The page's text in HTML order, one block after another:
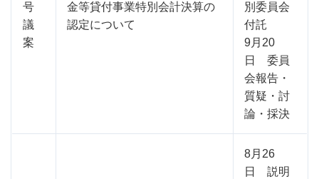
号
議
案
金等貸付事業特別会計決算の
認定について
別委員会
付託
9月20
日 委員
会報告・
質疑・討
論・採決
8月26
日 説明